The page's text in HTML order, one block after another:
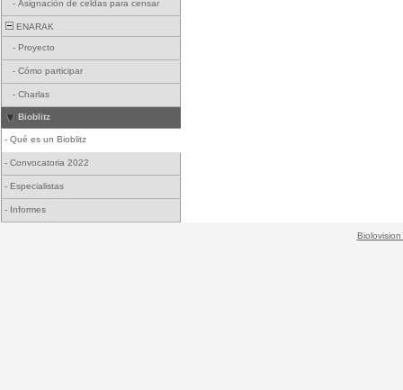
- Asignación de celdas para censar
ENARAK
- Proyecto
- Cómo participar
- Charlas
Bioblitz
- Qué es un Bioblitz
- Convocatoria 2022
- Especialistas
- Informes
Biolovision